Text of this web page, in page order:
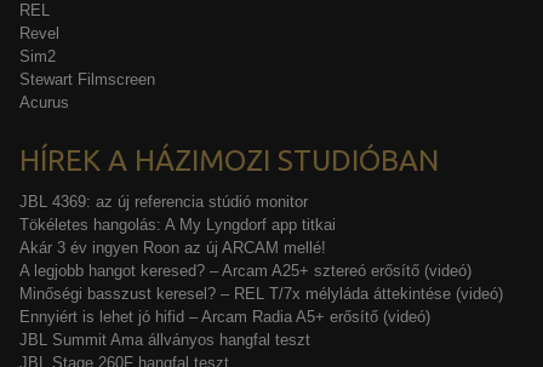
REL
Revel
Sim2
Stewart Filmscreen
Acurus
HÍREK A HÁZIMOZI STUDIÓBAN
JBL 4369: az új referencia stúdió monitor
Tökéletes hangolás: A My Lyngdorf app titkai
Akár 3 év ingyen Roon az új ARCAM mellé!
A legjobb hangot keresed? – Arcam A25+ sztereó erősítő (videó)
Minőségi basszust keresel? – REL T/7x mélyláda áttekintése (videó)
Ennyiért is lehet jó hifid – Arcam Radia A5+ erősítő (videó)
JBL Summit Ama állványos hangfal teszt
JBL Stage 260F hangfal teszt